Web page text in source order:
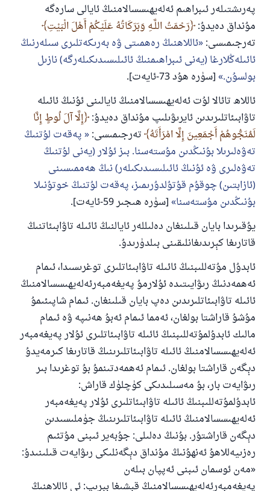
پەرىشتىلەر ئىبراھىم ئەلەيھىسسالامنىڭ ئايالى سارەگە
مۇنداق دەيدۇ: رَحْمَتُ اللَّـهِ وَبَرَكَاتُهُ عَلَيْكُمْ أَهْلَ الْبَيْتِ
تەرجىمىسى: ئاللاھنىڭ رەھمىتى ۋە بەرىكەتلىرى سىلەرنىڭ
ئائىلەڭلارغا (يەنى ئىبراھىمنىڭ ئائىلىسىدىكىلەرگە) نازىل
بولسۇن. [سۈرە ھۇد 73-ئايەت].
ئاللاھ تائالا لۇت ئەلەيھىسسالامنىڭ ئايالىنى ئۇنىڭ ئائىلە
تاۋابىئاتلىرىدىن ئايرىۋىلىپ مۇنداق دەيدۇ: إِلَّا آلَ لُوطٍ إِنَّا
لَمُنَجُّوهُمْ أَجْمَعِينَ إِلَّا امْرَأَتَهُ تەرجىمىسى: پەقەت لۇتنىڭ
تەۋەلىرىلا بۇنىڭدىن مۇستەسنا. بىز ئۇلار (يەنى لۇتنىڭ
تەۋەلىرى ۋە ئۇنىڭ ئائىلىسىدىكىلەر) نىڭ ھەممىسىنى
(ئازابتىن) چوقۇم قۇتۇلدۇرىمىز، پەقەت لۇتنىڭ خوتۇنىلا
بۇنىڭدىن مۇستەسنا [سۈرە ھىجىر 59-ئايەت].
يۇقىرىدا بايان قىلىنغان دەلىللەر ئايالنىڭ ئائىلە تاۋابىئاتنىڭ
قاتارىغا كېرىدىغانلىقىنى بىلدۈرىدۇ.
ئابدۇل مۇتەللىبنىڭ ئائىلە تاۋابىئاتلىرى توغرىسىدا، ئىمام
ئەھمەدنىڭ رىۋايىتىدە ئۇلارمۇ پەيغەمبەرئەلەيھىسسالامنىڭ
ئائىلە تاۋابىئاتلىرىدىن دەپ بايان قىلىنغان. ئىمام شاپىئىمۇ
مۇشۇ قاراشتا بولغان، ئەمما ئىمام ئەبۇ ھەنىپە ۋە ئىمام
مالىك ئابدۇلمۇتەللىبنىڭ ئائىلە تاۋابىئاتلىرى ئۇلار پەيغەمبەر
ئەلەيھىسسالامنىڭ ئائىلە تاۋابىئاتلىرىنىڭ قاتارىغا كىرمەيدۇ
دېگەن قاراشتا بولغان. ئىمام ئەھمەدتىنمۇ بۇ توغرىدا بىر
رىۋايەت بار، بۇ مەسىلىدىكى كۈچلۈك قاراش:
ئابدۇلمۇتەللىبنىڭ ئائىلە تاۋابىئاتلىرى ئۇلار پەيغەمبەر
ئەلەيھىسسالامنىڭ ئائىلە تاۋابىئاتلىرىنىڭ جۈملىسىدىن
دېگەن قاراشتۇر. بۇنىڭ دەلىلى: جۇبەير ئىبنى مۇتئىم
رەزىيەللاھۇ ئەنھۇنىڭ مۇنداق دېگەنلىكى رىۋايەت قىلىنىدۇ:
«مەن ئوسمان ئىبنى ئەپپان بىلەن
پەيغەمبەرئەلەيھىسسالامنىڭ قېشىغا بېرىپ: ئى ئاللاھنىڭ
110845 - نومۇرلۇق سوئالنىڭ جاۋابى
ئائىلىنى ساقلاپ قالدى
ئۇممەتكە جاۋاپ بېرىشىمىزگە ياردەم قىلىڭ